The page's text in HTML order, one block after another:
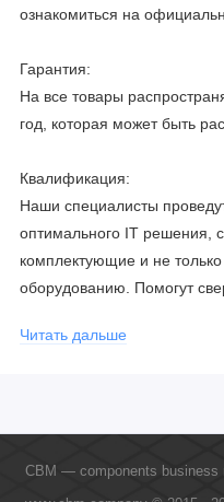
ознакомиться на
Гарантия:
На все товары
год, которая может быть
Квалификация:
Наши специалисты
оптимального IT решения,
комплектующие и не
оборудованию. Помогут
официальными
Читать дальше
CBM — components business